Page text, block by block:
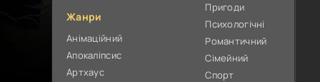
Жанри
Анімаційний
Апокаліпсис
Артхаус
Пригоди
Психологічні
Романтичний
Сімейний
Спорт